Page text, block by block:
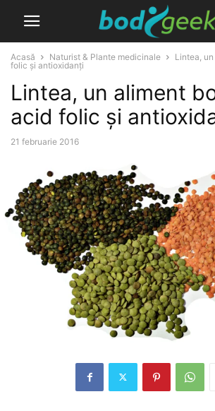
Acasă Naturist & Plante medicinale
Lintea,
folic și antioxidanți
Lintea, un aliment
acid folic și
21 februarie 2016